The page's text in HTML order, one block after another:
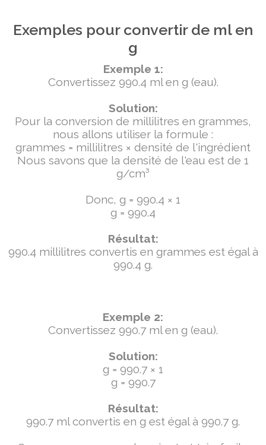
Exemples pour convertir de ml en
g
Exemple 1:
Convertissez 990.4 ml en g (eau).
Solution:
Pour la conversion de millilitres en grammes,
nous allons utiliser la formule :
grammes = millilitres × densité de l'ingrédient
Nous savons que la densité de l'eau est de 1
g/cm³
Donc, g = 990.4 × 1
g = 990.4
Résultat:
990.4 millilitres convertis en grammes est égal à
990.4 g.
Exemple 2:
Convertissez 990.7 ml en g (eau).
Solution:
g = 990.7 × 1
g = 990.7
Résultat:
990.7 ml convertis en g est égal à 990.7 g.